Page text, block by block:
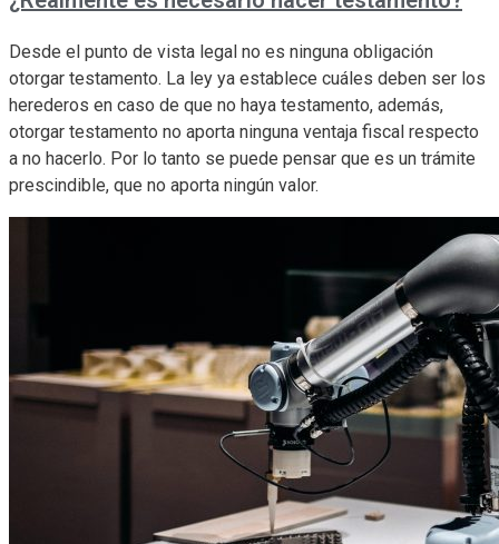
Desde el punto de vista legal no es ninguna obligación
otorgar testamento. La ley ya establece cuáles deben ser los
herederos en caso de que no haya testamento, además,
otorgar testamento no aporta ninguna ventaja fiscal respecto
a no hacerlo. Por lo tanto se puede pensar que es un trámite
prescindible, que no aporta ningún valor.